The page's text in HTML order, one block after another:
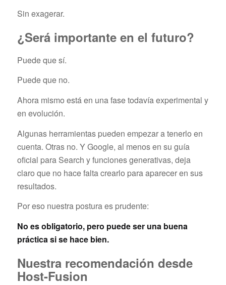
Sin exagerar.
¿Será importante en el futuro?
Puede que sí.
Puede que no.
Ahora mismo está en una fase todavía experimental y
en evolución.
Algunas herramientas pueden empezar a tenerlo en
cuenta. Otras no. Y Google, al menos en su guía
oficial para Search y funciones generativas, deja
claro que no hace falta crearlo para aparecer en sus
resultados.
Por eso nuestra postura es prudente:
No es obligatorio, pero puede ser una buena
práctica si se hace bien.
Nuestra recomendación desde
Host-Fusion